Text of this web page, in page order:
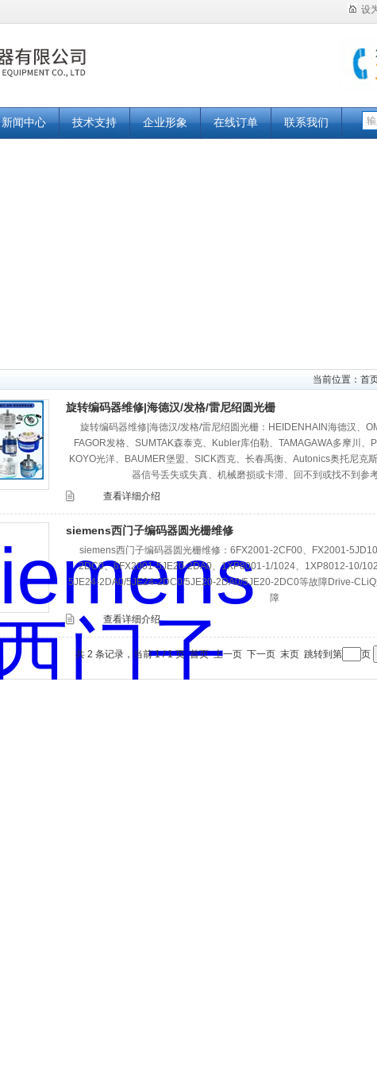
设
新闻中心 技术支持 企业形象 在线订单 联系我们
当前位置： 首
旋转编码器维修|海德汉/发格/雷尼绍圆光栅
旋转编码器维修|海德汉/发格/雷尼绍圆光栅：HEIDENHAIN海德汉、
FAGOR发格、‌SUMTAK森泰克、Kubler库伯勒、TAMAGAWA多摩川、
KOYO光洋、BAUMER堡盟、SICK西克、长春禹衡、Autonics奥托尼克
器信号丢失或失真、机械磨损或卡滞、回不到或找不到参
查看详细介绍
siemens西门子编码器圆光栅维修
siemens西门子编码器圆光栅维修：6FX2001-2CF00、FX2001-
2DC0、6FX2001-5JE20-2DA0、1XP8001-1/1024、1XP8012-10/
5JE24-2DA0/5JE24-2DC0/5JE20-2DA0/5JE20-2DC0等故障Drive-
障
查看详细介绍
共 2 条记录，当前 1 / 1 页 首页 上一页 下一页 末页 跳转到第 页